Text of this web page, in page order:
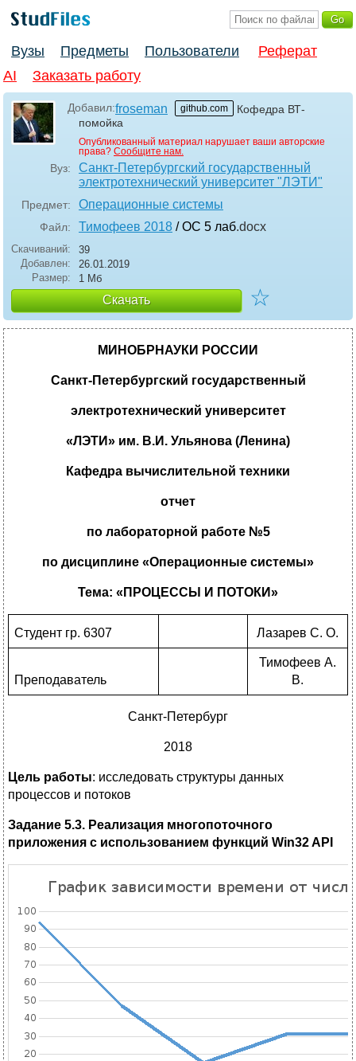
Вузы Предметы Пользователи
Реферат
AI
Заказать работу
Добавил:froseman github.com
Кофедра ВТ-
помойка
Опубликованный материал нарушает ваши авторские
права? Сообщите нам.
Вуз:
Санкт-Петербургский государственный
электротехнический университет "ЛЭТИ"
Предмет: Операционные системы
Файл: Тимофеев 2018 / ОС 5 лаб.docx
Скачиваний:
39
Добавлен:
26.01.2019
Размер:
1 Мб
Скачать ☆
МИНОБРНАУКИ РОССИИ
Санкт-Петербургский государственный
электротехнический университет
«ЛЭТИ» им. В.И. Ульянова (Ленина)
Кафедра вычислительной техники
отчет
по лабораторной работе №5
по дисциплине «Операционные системы»
Тема: «ПРОЦЕССЫ И ПОТОКИ»
Студент гр. 6307 Лазарев С. О.
Преподаватель
Тимофеев А.
В.
Санкт-Петербург
2018
Цель работы: исследовать структуры данных
процессов и потоков
Задание 5.3. Реализация многопоточного
приложения с использованием функций Win32API